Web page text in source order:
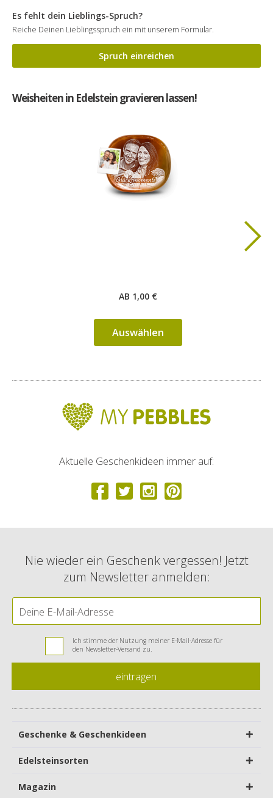
Es fehlt dein Lieblings-Spruch?
Reiche Deinen Lieblingsspruch ein mit unserem Formular.
Spruch einreichen
Weisheiten in Edelstein gravieren lassen!
AB 1,00 €
Auswählen
Aktuelle Geschenkideen immer auf:
Nie wieder ein Geschenk vergessen! Jetzt
zum Newsletter anmelden:
Ich stimme der Nutzung meiner E-Mail-Adresse für
den Newsletter-Versand zu.
eintragen
Geschenke & Geschenkideen
Edelsteinsorten
Magazin